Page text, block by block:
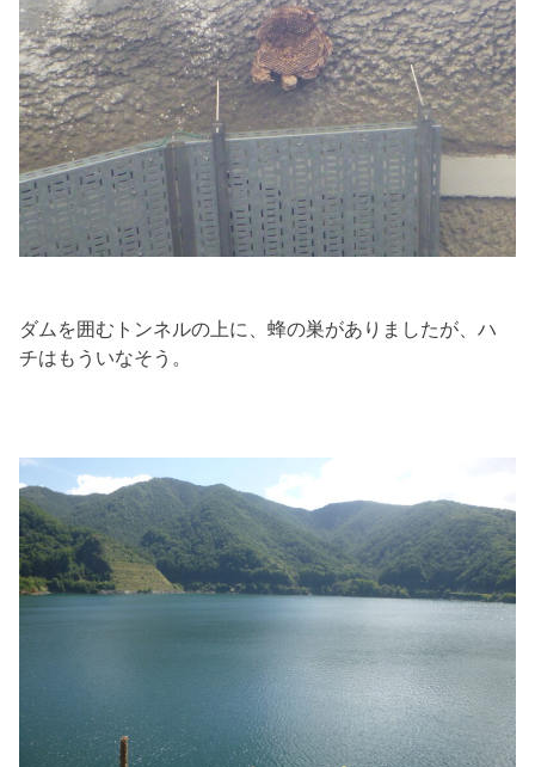
ダムを囲むトンネルの上に、蜂の巣がありましたが、ハ
チはもういなそう。